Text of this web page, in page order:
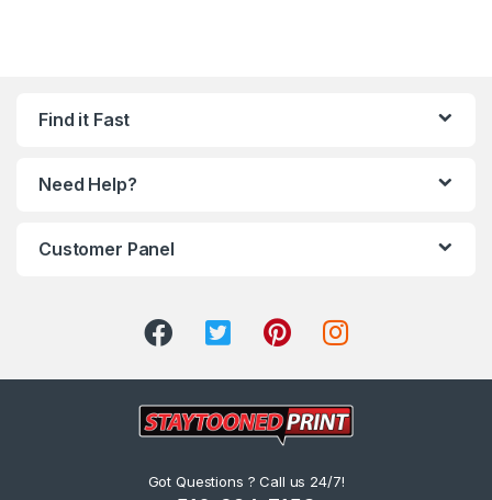
Find it Fast
Need Help?
Customer Panel
Got Questions ? Call us 24/7!